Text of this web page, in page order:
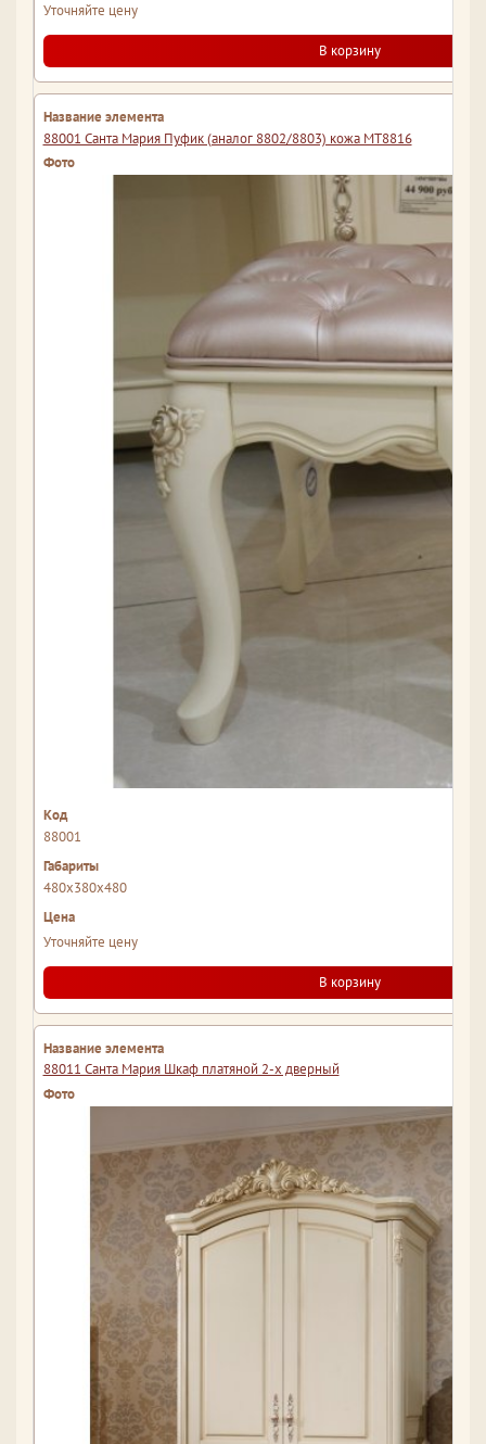
Уточняйте цену
В корзину
88001 Санта Мария Пуфик (аналог 8802/8803) кожа МТ8816
88001
480x380x480
Уточняйте цену
В корзину
88011 Санта Мария Шкаф платяной 2-х дверный